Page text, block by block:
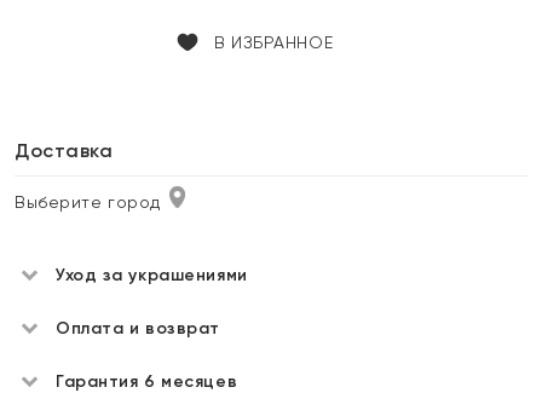
В ИЗБРАННОЕ
Доставка
Выберите город
Уход за украшениями
Оплата и возврат
Гарантия 6 месяцев